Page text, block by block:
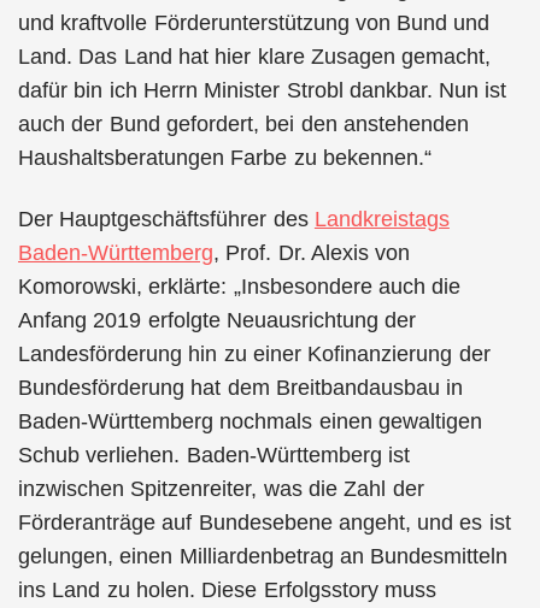
und kraftvolle Förderunterstützung von Bund und
Land. Das Land hat hier klare Zusagen gemacht,
dafür bin ich Herrn Minister Strobl dankbar. Nun ist
auch der Bund gefordert, bei den anstehenden
Haushaltsberatungen Farbe zu bekennen.“
Der Hauptgeschäftsführer des Landkreistags
Baden-Württemberg, Prof. Dr. Alexis von
Komorowski, erklärte: „Insbesondere auch die
Anfang 2019 erfolgte Neuausrichtung der
Landesförderung hin zu einer Kofinanzierung der
Bundesförderung hat dem Breitbandausbau in
Baden-Württemberg nochmals einen gewaltigen
Schub verliehen. Baden-Württemberg ist
inzwischen Spitzenreiter, was die Zahl der
Förderanträge auf Bundesebene angeht, und es ist
gelungen, einen Milliardenbetrag an Bundesmitteln
ins Land zu holen. Diese Erfolgsstory muss